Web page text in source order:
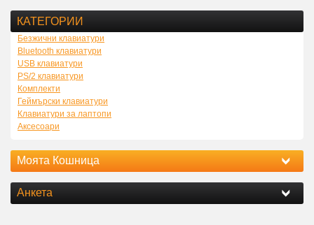
КАТЕГОРИИ
Безжични клавиатури
Bluetooth клавиатури
USB клавиатури
PS/2 клавиатури
Комплекти
Геймърски клавиатури
Клавиатури за лаптопи
Аксесоари
Моята Кошница
Анкета